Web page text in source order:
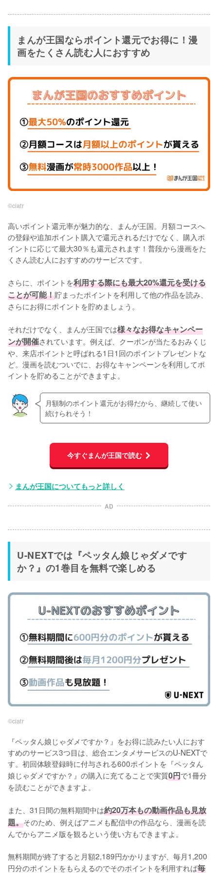
まんが王国ならポイント還元でお得に！漫
画をたくさん読む人におすすめ
©︎ciatr
高いポイント還元率が魅力的な、まんが王国。月額コースへ
の登録や追加ポイント購入で還元されるだけでなく、購入ポ
イントに応じて最大30％も還元されます！普段から漫画をた
くさん読む人におすすめのサービスです。
さらに、ポイントを利用する際にも最大20%還元を受ける
ことが可能！貯まったポイントを利用して他の作品を読み、
さらにお得にポイントを貯めましょう。
それだけでなく、まんが王国では様々なお得なキャンペー
ンが開催されています。例えば、クーポンが当たるおみくじ
や、来店ポイントと呼ばれる1日1回のポイントプレゼントな
ど。漫画を読むついでに、お得なキャンペーンを利用してポ
イントを貯めることができますよ。
月額制のポイント還元がお得だから、継続して使い
続けられそう！
今すぐまんが王国で読む
まんが王国についてもっと詳しく
AD
U-NEXTでは『ペッタん娘じゃダメです
か？』の1巻目を無料で楽しめる
©︎ciatr
『ペッタん娘じゃダメですか？』をお得に読みたい人におす
すめのサービス3つ目は、総合エンタメサービスのU-NEXTで
す。初回体験登録時に付与される600ポイントを『ペッタん
娘じゃダメですか？』の購入に充てることで実質0円で1冊分
を読むことができますよ。
また、31日間の無料期間中は約20万本もの動画作品も見放
題。そのため、例えばアニメも配信中の作品なら、漫画を読
んでからアニメ版を観るという使い方もできますよ。
無料期間が終了すると月額2,189円かかりますが、毎月1,200
円分のポイントをもらえるのでそのポイントを利用すれば毎